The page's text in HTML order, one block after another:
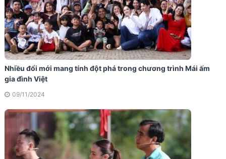
Nhiều đổi mới mang tính đột phá trong chương trình Mái ấm
gia đình Việt
09/11/2024